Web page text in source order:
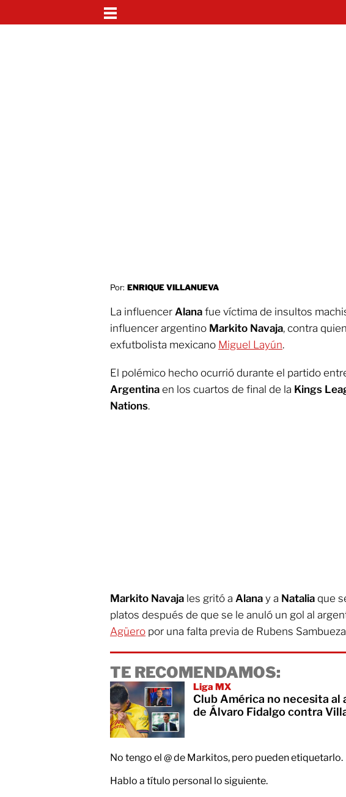
Por: ENRIQUE VILLANUEVA
La influencer Alana fue víctima de insultos
influencer argentino Markito Navaja, contra
exfutbolista mexicano Miguel Layún.
El polémico hecho ocurrió durante el partido
Argentina en los cuartos de final de la Kings
Nations.
Markito Navaja les gritó a Alana y a Natalia que
platos después de que se le anuló un gol al
Agüero por una falta previa de Rubens
TE RECOMENDAMOS:
Liga MX
Club América no necesita
de Álvaro Fidalgo contra
No tengo el @ de Markitos, pero pueden etiquetarlo.
Hablo a título personal lo siguiente.